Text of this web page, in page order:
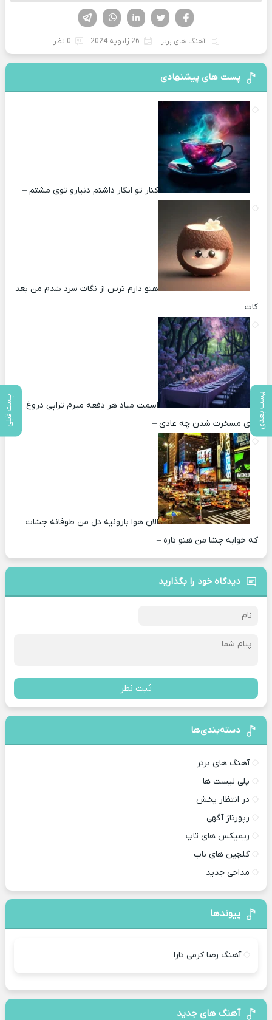
پست بعدی پست قبلی
لینکدین تویتر
فیسوک
آهنگ های برتر 26 ژانویه 2024 0 نظر
پست های پیشنهادی
کنار تو انگار داشتم دنیارو توی مشتم –
هنو دارم ترس از نگات سرد شدم من بعد
کات –
اسمت میاد هر دفعه میرم تراپی دروغ‌
های مسخرت شدن چه عادی –
الان هوا بارونیه دل من طوفانه چشات
که خوابه چشا من هنو تاره –
دیدگاه خود را بگذارید
ثبت نظر
دسته‌بندی‌ها
آهنگ های برتر
پلی لیست ها
در انتظار پخش
رپورتاژ آگهی
ریمیکس های تاپ
گلچین های ناب
مداحی جدید
پیوندها
آهنگ رضا کرمی تارا
آهنگ های جدید